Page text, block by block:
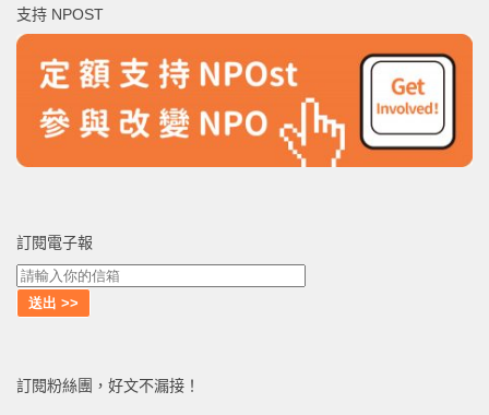
字:
支持 NPOST
訂閱電子報
訂閱粉絲團，好文不漏接！